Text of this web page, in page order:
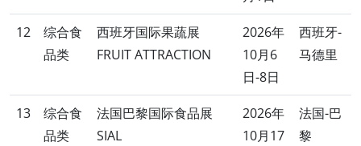
12
综合食
品类
西班牙国际果蔬展
FRUIT ATTRACTION
2026年
10月6
日-8日
西班牙-
马德里
13
综合食
品类
法国巴黎国际食品展
SIAL
2026年
10月17
法国-巴
黎